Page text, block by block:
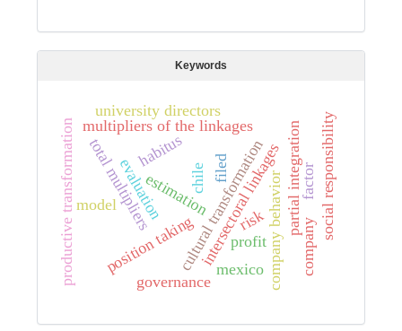
Keywords
filed
habituscultural transformation
position takingintersectoral linkages
multipliers of the linkages
total multipliers
productive transformation estimation partial integration
model
profit
riskcompany behavior company
chile
mexico
social responsibility
factor
evaluation
university directors
governance